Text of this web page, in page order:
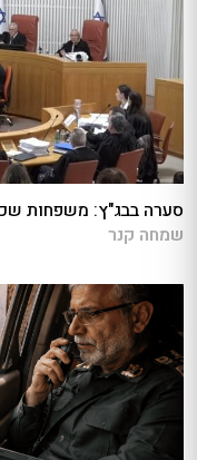
סערה בבג"ץ: משפחות
שמחה קנר